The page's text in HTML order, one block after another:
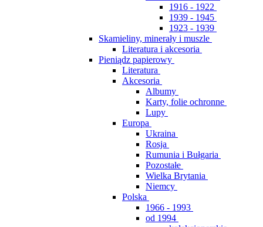
1916 - 1922
1939 - 1945
1923 - 1939
Skamieliny, minerały i muszle
Literatura i akcesoria
Pieniądz papierowy
Literatura
Akcesoria
Albumy
Karty, folie ochronne
Lupy
Europa
Ukraina
Rosja
Rumunia i Bułgaria
Pozostałe
Wielka Brytania
Niemcy
Polska
1966 - 1993
od 1994